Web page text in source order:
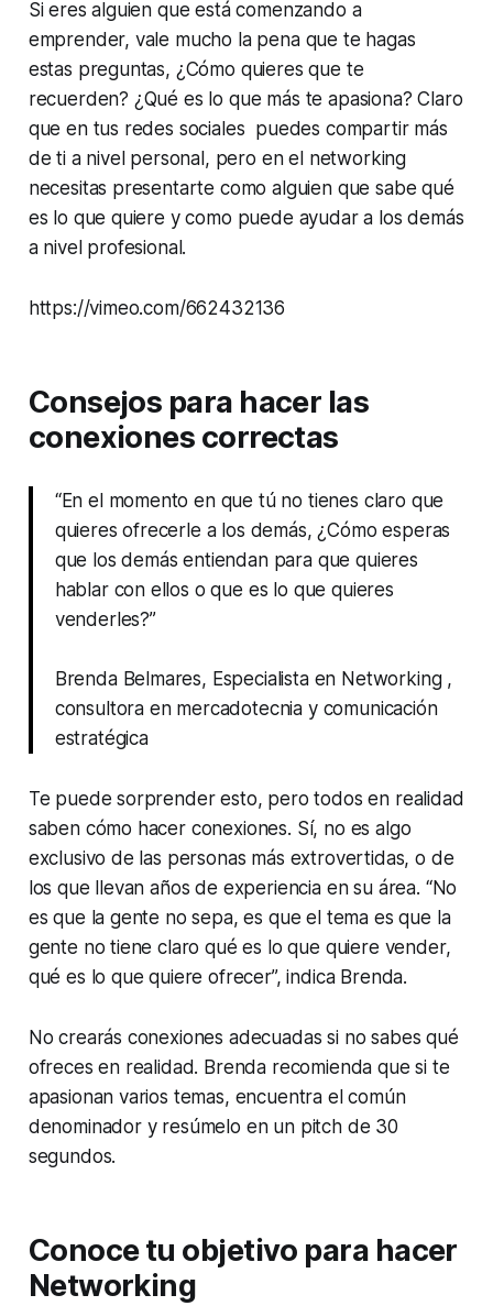
Si eres alguien que está comenzando a
emprender, vale mucho la pena que te hagas
estas preguntas, ¿Cómo quieres que te
recuerden? ¿Qué es lo que más te apasiona? Claro
que en tus redes sociales puedes compartir más
de ti a nivel personal, pero en el networking
necesitas presentarte como alguien que sabe qué
es lo que quiere y como puede ayudar a los demás
a nivel profesional.
https://vimeo.com/662432136
Consejos para hacer las
conexiones correctas
“En el momento en que tú no tienes claro que
quieres ofrecerle a los demás, ¿Cómo esperas
que los demás entiendan para que quieres
hablar con ellos o que es lo que quieres
venderles?”
Brenda Belmares, Especialista en Networking ,
consultora en mercadotecnia y comunicación
estratégica
Te puede sorprender esto, pero todos en realidad
saben cómo hacer conexiones. Sí, no es algo
exclusivo de las personas más extrovertidas, o de
los que llevan años de experiencia en su área. “No
es que la gente no sepa, es que el tema es que la
gente no tiene claro qué es lo que quiere vender,
qué es lo que quiere ofrecer”, indica Brenda.
No crearás conexiones adecuadas si no sabes qué
ofreces en realidad. Brenda recomienda que si te
apasionan varios temas, encuentra el común
denominador y resúmelo en un pitch de 30
segundos.
Conoce tu objetivo para hacer
Networking